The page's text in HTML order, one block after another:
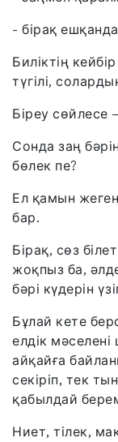
- бірақ
Биліктің
түгілі,
Біреу сөйлесе
Сонда заң
бөлек пе?
Ел қамын
бар.
Бірақ, сөз
жоқпыз ба,
бәрі күдерін
Бұлай кете
елдік
айқайға
секіріп, тек
қабылдай
Ниет, тілек,